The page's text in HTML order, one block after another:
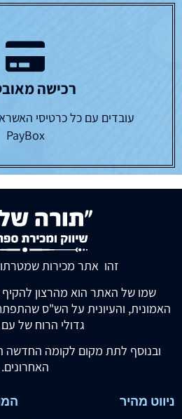
רכישה
PayBox
זהו אתר מכירות
שמו של האתר הוא מהרצון
האמונית, והעיונית על הש"ס
גדולי הרוח של
ובנוסף לתת מקום לקומה החדשה
האחרונים.
ניווט מהיר